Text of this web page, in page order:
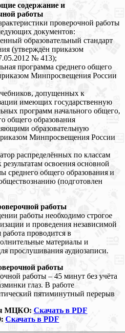
содержание и
работы
проверочной работы
документов:
образовательный стандарт
(утверждён приказом
№ 413);
программа среднего общего
Минпросвещения России
допущенных к
имеющих государственную
программ начального общего,
общего образования
образовательную
Минпросвещения России
распределённых по классам
освоения основной
среднего общего образования и
(подготовлен
работы
работы необходимо строгое
и проведения независимой
проводится в
материалы и
прослушивания аудиозаписи.
работы
работы – 45 минут без учёта
глаз. В работе
пятиминутный перерыв
МЦКО: Скачать в PDF
Скачать в PDF